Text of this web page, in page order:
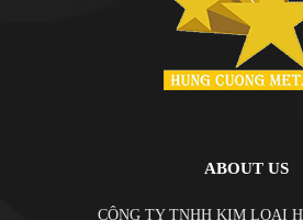
ABOUT US
CÔNG TY TNHH KIM LOẠI